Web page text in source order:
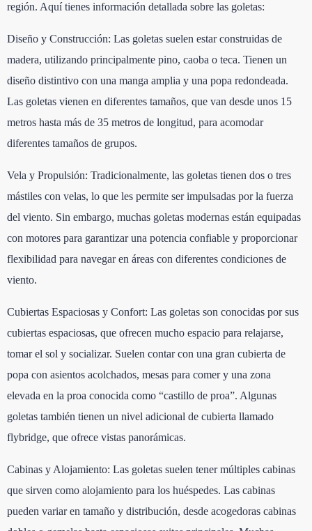
región. Aquí tienes información detallada sobre las goletas:
Diseño y Construcción: Las goletas suelen estar construidas de
madera, utilizando principalmente pino, caoba o teca. Tienen un
diseño distintivo con una manga amplia y una popa redondeada.
Las goletas vienen en diferentes tamaños, que van desde unos 15
metros hasta más de 35 metros de longitud, para acomodar
diferentes tamaños de grupos.
Vela y Propulsión: Tradicionalmente, las goletas tienen dos o tres
mástiles con velas, lo que les permite ser impulsadas por la fuerza
del viento. Sin embargo, muchas goletas modernas están equipadas
con motores para garantizar una potencia confiable y proporcionar
flexibilidad para navegar en áreas con diferentes condiciones de
viento.
Cubiertas Espaciosas y Confort: Las goletas son conocidas por sus
cubiertas espaciosas, que ofrecen mucho espacio para relajarse,
tomar el sol y socializar. Suelen contar con una gran cubierta de
popa con asientos acolchados, mesas para comer y una zona
elevada en la proa conocida como “castillo de proa”. Algunas
goletas también tienen un nivel adicional de cubierta llamado
flybridge, que ofrece vistas panorámicas.
Cabinas y Alojamiento: Las goletas suelen tener múltiples cabinas
que sirven como alojamiento para los huéspedes. Las cabinas
pueden variar en tamaño y distribución, desde acogedoras cabinas